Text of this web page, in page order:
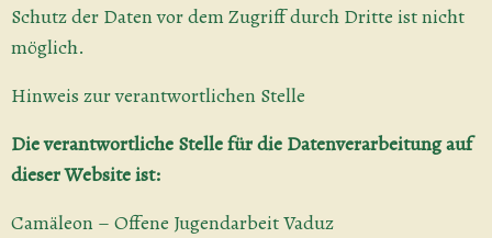
Schutz der Daten vor dem Zugriff durch Dritte ist nicht
möglich.
Hinweis zur verantwortlichen Stelle
Die verantwortliche Stelle für die Datenverarbeitung auf
dieser Website ist:
Camäleon – Offene Jugendarbeit Vaduz